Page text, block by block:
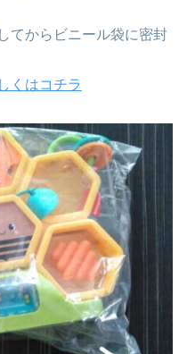
てからビニール袋に密封
くはコチラ